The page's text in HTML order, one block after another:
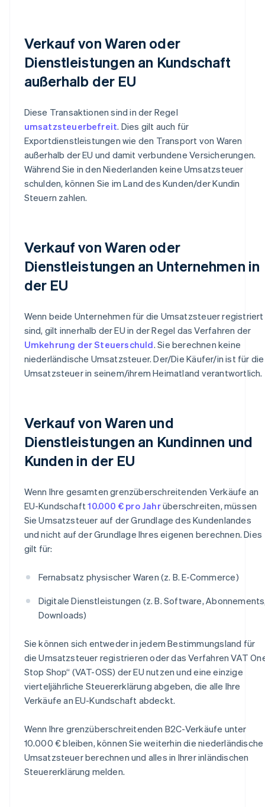
Verkauf von Waren oder
Dienstleistungen an Kundschaft
außerhalb der EU
Diese Transaktionen sind in der Regel
umsatzsteuerbefreit. Dies gilt auch für
Exportdienstleistungen wie den Transport von Waren
außerhalb der EU und damit verbundene Versicherungen.
Während Sie in den Niederlanden keine Umsatzsteuer
schulden, können Sie im Land des Kunden/der Kundin
Steuern zahlen.
Verkauf von Waren oder
Dienstleistungen an Unternehmen in
der EU
Wenn beide Unternehmen für die Umsatzsteuer registriert
sind, gilt innerhalb der EU in der Regel das Verfahren der
Umkehrung der Steuerschuld. Sie berechnen keine
niederländische Umsatzsteuer. Der/Die Käufer/in ist für die
Umsatzsteuer in seinem/ihrem Heimatland verantwortlich.
Verkauf von Waren und
Dienstleistungen an Kundinnen und
Kunden in der EU
Wenn Ihre gesamten grenzüberschreitenden Verkäufe an
EU-Kundschaft10.000 € pro Jahrüberschreiten, müssen
Sie Umsatzsteuer auf der Grundlage des Kundenlandes
und nicht auf der Grundlage Ihres eigenen berechnen. Dies
gilt für:
Fernabsatz physischer Waren (z. B. E-Commerce)
Digitale Dienstleistungen (z. B. Software,
Downloads)
Sie können sich entweder in jedem Bestimmungsland für
die Umsatzsteuer registrieren oder das Verfahren VAT
Stop Shop“ (VAT-OSS) der EU nutzen und eine einzige
vierteljährliche Steuererklärung abgeben, die alle Ihre
Verkäufe an EU-Kundschaft abdeckt.
Wenn Ihre grenzüberschreitenden B2C-Verkäufe unter
10.000 € bleiben, können Sie weiterhin die niederländische
Umsatzsteuer berechnen und alles in Ihrer inländischen
Steuererklärung melden.